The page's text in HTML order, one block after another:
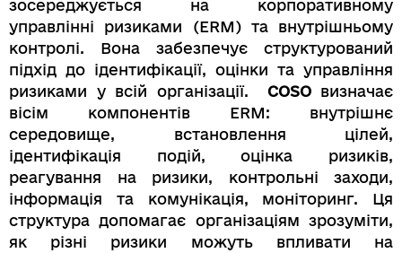
зосереджується на корпоративному
управлінні ризиками (ERM) та внутрішньому
контролі. Вона забезпечує структурований
підхід до ідентифікації, оцінки та управління
ризиками у всій організації.
COSOвизначає
вісім компонентів ERM: внутрішнє
середовище, встановлення цілей,
ідентифікація подій, оцінка ризиків,
реагування на ризики, контрольні заходи,
інформація та комунікація, моніторинг. Ця
структура допомагає організаціям зрозуміти,
як різні ризики можуть впливати на